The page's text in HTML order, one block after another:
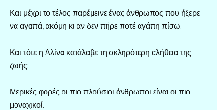
Και μέχρι το τέλος παρέμεινε ένας άνθρωπος που ήξερε
να αγαπά, ακόμη κι αν δεν πήρε ποτέ αγάπη πίσω.
Και τότε η Αλίνα κατάλαβε τη σκληρότερη αλήθεια της
ζωής:
Μερικές φορές οι πιο πλούσιοι άνθρωποι είναι οι πιο
μοναχικοί.